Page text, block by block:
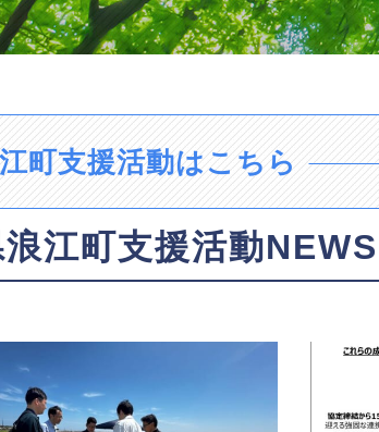
町支援活動はこちら
江町支援活動NEWS